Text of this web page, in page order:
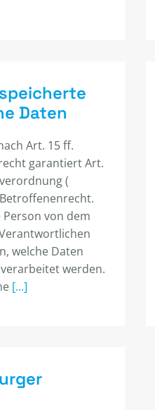
Daten
Art. 15 ff.
garantiert Art.
(
von dem
welche Daten
werden.
[...]